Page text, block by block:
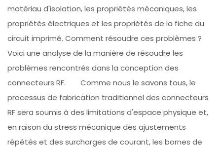
matériau d'isolation, les propriétés mécaniques, les
propriétés électriques et les propriétés de la fiche du
circuit imprimé. Comment résoudre ces problèmes ?
Voici une analyse de la manière de résoudre les
problèmes rencontrés dans la conception des
connecteurs RF. Comme nous le savons tous, le
processus de fabrication traditionnel des connecteurs
RF sera soumis à des limitations d'espace physique et,
en raison du stress mécanique des ajustements
répétés et des surcharges de courant, les bornes de